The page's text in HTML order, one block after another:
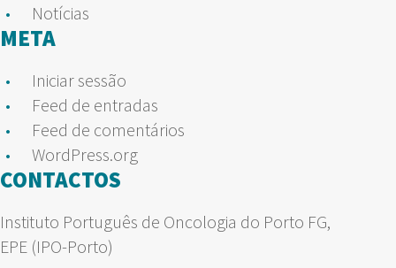
Notícias
META
Iniciar sessão
Feed de entradas
Feed de comentários
WordPress.org
CONTACTOS
Instituto Português de Oncologia do Porto FG,
EPE (IPO-Porto)